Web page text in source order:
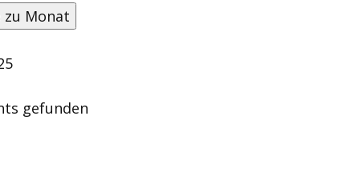
zu Monat
gefunden